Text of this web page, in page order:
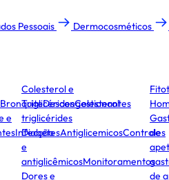
Pessoais Dermocosméticos
BronquiteDescongestionantes
e
Infecção
Colesterol e
TriglicéridesColesterol
triglicérides
DiabetesAntiglicemicosControles
e
antiglicêmicosMonitoramentos
Dores e
de
de